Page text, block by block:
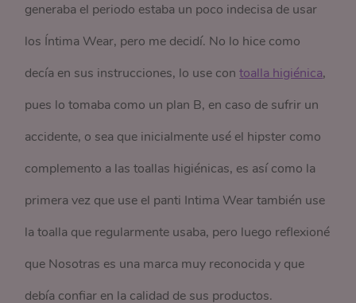
generaba el periodo estaba un poco indecisa de usar
los Íntima Wear, pero me decidí. No lo hice como
decía en sus instrucciones, lo use contoalla higiénica,
pues lo tomaba como un plan B, en caso de sufrir un
accidente, o sea que inicialmente usé el hipster como
complemento a las toallas higiénicas, es así como la
primera vez que use el panti Intima Wear también use
la toalla que regularmente usaba, pero luego reflexioné
que Nosotras es una marca muy reconocida y que
debía confiar en la calidad de sus productos.